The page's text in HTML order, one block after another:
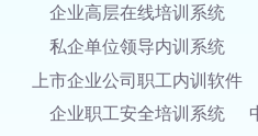
企业高层在线培训系统
私企单位领导内训系统
上市企业公司职工内训软件
企业职工安全培训系统